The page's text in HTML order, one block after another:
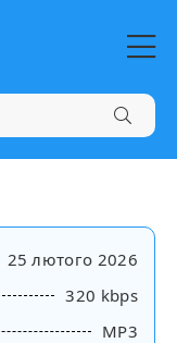
25 лютого 2026
320 kbps
MP3